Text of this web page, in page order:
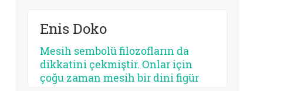
açıdan bakıldığında, her kurtarıcı
işlemez. Bazısı insanı
olgunlaştırır, bazısı sertleştirir.
Bazısı dayanıklılık üretir, bazısı
Enis Doko
Mesih sembolü filozofların da
dikkatini çekmiştir. Onlar için
çoğu zaman mesih bir dini figür